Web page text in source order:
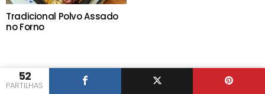
52
PARTILHAS
Tradicional Polvo Assado
no Forno